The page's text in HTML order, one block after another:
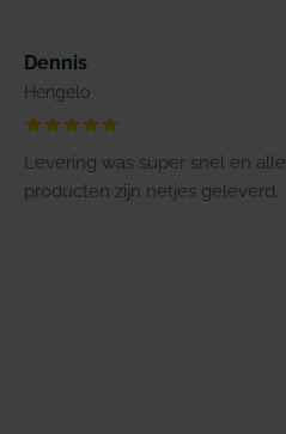
Dennis
Hengelo
Levering was super snel en alle
producten zijn netjes geleverd.